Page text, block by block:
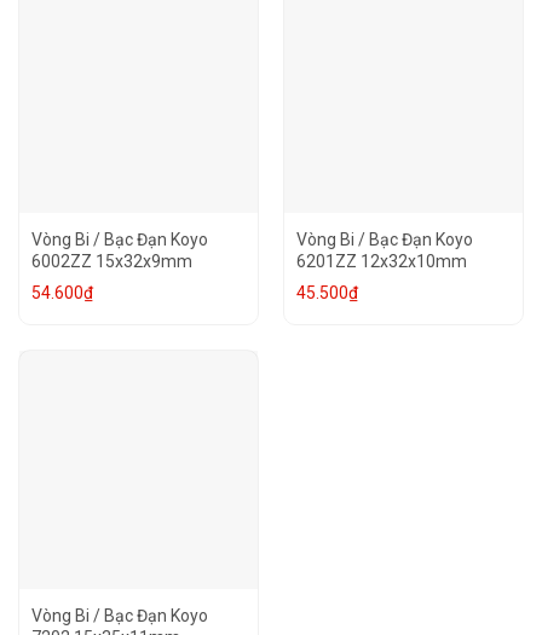
Vòng Bi / Bạc Đạn Koyo
6002ZZ 15x32x9mm
54.600₫
Vòng Bi / Bạc Đạn Koyo
6201ZZ 12x32x10mm
45.500₫
Vòng Bi / Bạc Đạn Koyo